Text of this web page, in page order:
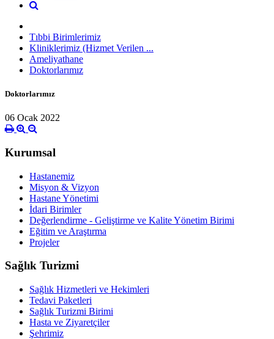
Tıbbi Birimlerimiz
Kliniklerimiz (Hizmet Verilen ...
Ameliyathane
Doktorlarımız
Doktorlarımız
06 Ocak 2022
Kurumsal
Hastanemiz
Misyon & Vizyon
Hastane Yönetimi
İdari Birimler
Değerlendirme - Geliştirme ve Kalite Yönetim Birimi
Eğitim ve Araştırma
Projeler
Sağlık Turizmi
Sağlık Hizmetleri ve Hekimleri
Tedavi Paketleri
Sağlık Turizmi Birimi
Hasta ve Ziyaretçiler
Şehrimiz